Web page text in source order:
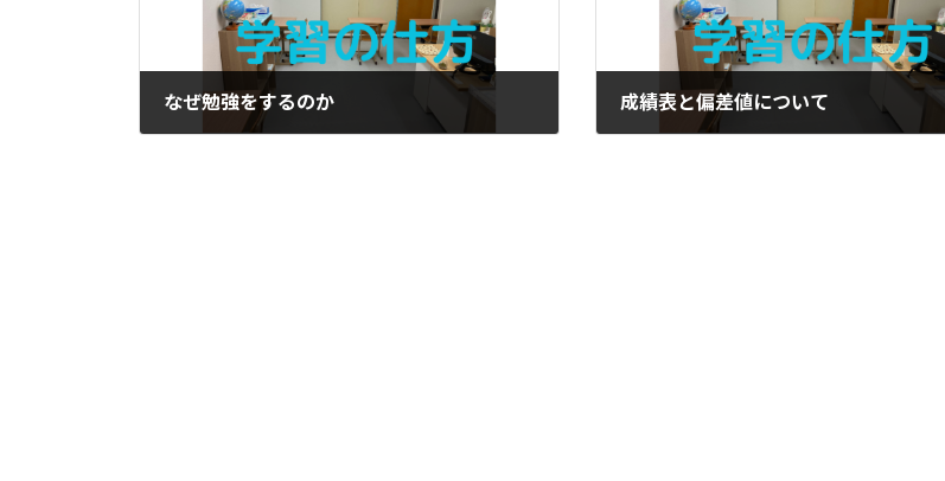
なぜ勉強をするのか 成績表と偏差値について